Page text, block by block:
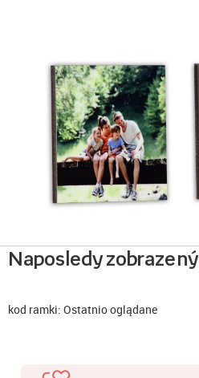
Naposledy zobrazený
kod ramki: Ostatnio oglądane